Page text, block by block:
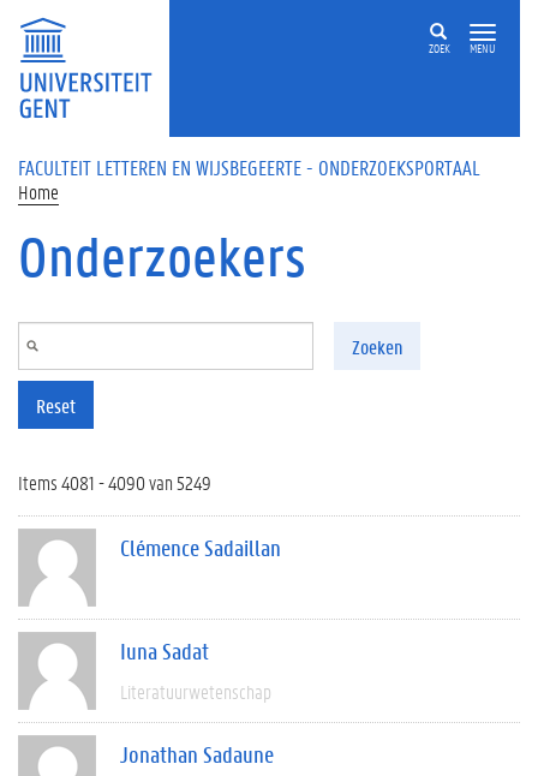
Overslaan en naar de inhoud gaan
ZOEK MENU
FACULTEIT LETTEREN EN WIJSBEGEERTE - ONDERZOEKSPORTAAL
Home
Onderzoekers
Zoeken
Reset
Items 4081 - 4090 van 5249
Clémence Sadaillan
Iuna Sadat
Literatuurwetenschap
Jonathan Sadaune